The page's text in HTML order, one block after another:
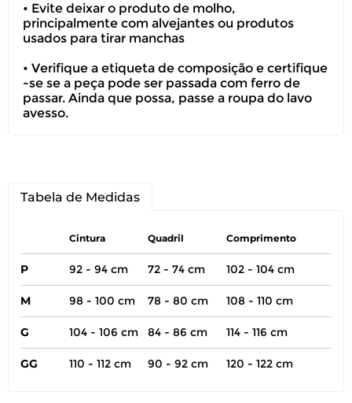
• Evite deixar o produto de molho,
principalmente com alvejantes ou produtos
usados para tirar manchas
• Verifique a etiqueta de composição e certifique
-se se a peça pode ser passada com ferro de
passar. Ainda que possa, passe a roupa do lavo
avesso.
Tabela de Medidas
Cintura Quadril Comprimento
P 92 - 94 cm 72 - 74 cm 102 - 104 cm
M 98 - 100 cm 78 - 80 cm 108 - 110 cm
G 104 - 106 cm 84 - 86 cm 114 - 116 cm
GG 110 - 112 cm 90 - 92 cm 120 - 122 cm